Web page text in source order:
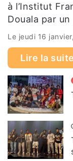
à l’Institut
Douala par
Le jeudi 16
Lire la